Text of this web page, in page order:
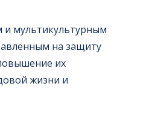
и мультикультурным
на защиту
их
жизни и